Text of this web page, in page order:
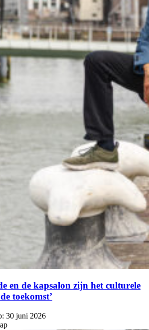
en de kapsalon zijn het culturele
toekomst’
30 juni 2026